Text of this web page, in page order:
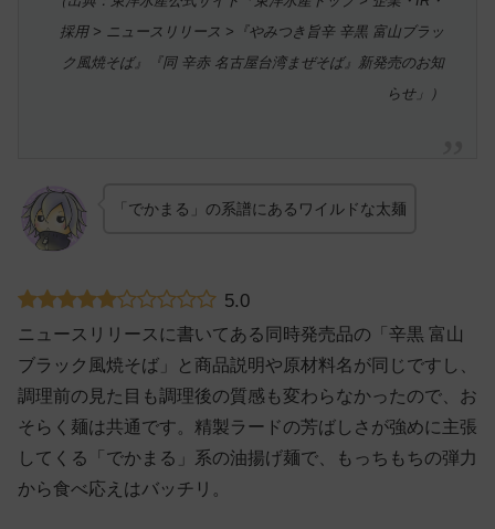
採用 > ニュースリリース >『やみつき旨辛 辛黒 富山ブラッ
ク風焼そば』『同 辛赤 名古屋台湾まぜそば』新発売のお知
らせ」）
「でかまる」の系譜にあるワイルドな太麺
5.0
ニュースリリースに書いてある同時発売品の「辛黒 富山
ブラック風焼そば」と商品説明や原材料名が同じですし、
調理前の見た目も調理後の質感も変わらなかったので、お
そらく麺は共通です。精製ラードの芳ばしさが強めに主張
してくる「でかまる」系の油揚げ麺で、もっちもちの弾力
から食べ応えはバッチリ。